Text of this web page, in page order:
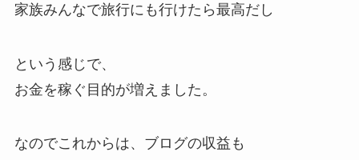
家族みんなで旅行にも行けたら最高だし
という感じで、
お金を稼ぐ目的が増えました。
なのでこれからは、ブログの収益も